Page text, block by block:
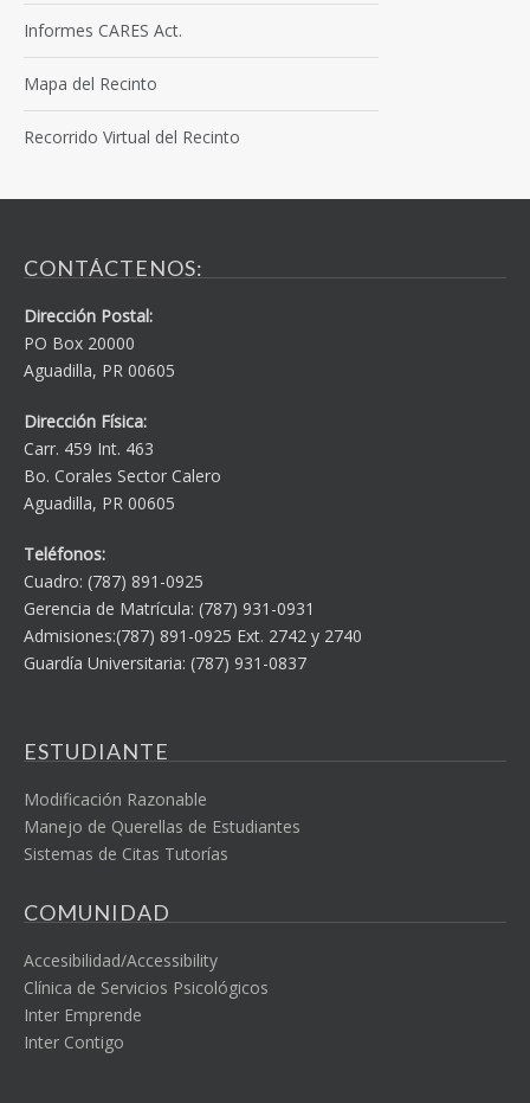
Informes CARES Act.
Mapa del Recinto
Recorrido Virtual del Recinto
CONTÁCTENOS:
Dirección Postal:
PO Box 20000
Aguadilla, PR 00605
Dirección Física:
Carr. 459 Int. 463
Bo. Corales Sector Calero
Aguadilla, PR 00605
Teléfonos:
Cuadro: (787) 891-0925
Gerencia de Matrícula: (787) 931-0931
Admisiones:(787) 891-0925 Ext. 2742 y 2740
Guardía Universitaria: (787) 931-0837
ESTUDIANTE
Modificación Razonable
Manejo de Querellas de Estudiantes
Sistemas de Citas Tutorías
COMUNIDAD
Accesibilidad/Accessibility
Clínica de Servicios Psicológicos
Inter Emprende
Inter Contigo